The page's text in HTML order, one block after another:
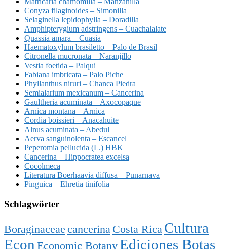
Conyza filaginoides – Simonilla
Selaginella lepidophylla – Doradilla
Amphipterygium adstringens – Cuachalalate
Quassia amara – Cuasia
Haematoxylum brasiletto – Palo de Brasil
Citronella mucronata – Naranjillo
Vestia foetida – Palqui
Fabiana imbricata – Palo Piche
Phyllanthus niruri – Chanca Piedra
Semialarium mexicanum – Cancerina
Gaultheria acuminata – Axocopaque
Arnica montana – Arnica
Cordia boissieri – Anacahuite
Alnus acuminata – Abedul
Aerva sanguinolenta – Escancel
Peperomia pellucida (L.) HBK
Cancerina – Hippocratea excelsa
Cocolmeca
Literatura Boerhaavia diffusa – Punarnava
Pinguica – Ehretia tinifolia
Schlagwörter
Boraginaceae cancerina Costa Rica Cultura
Econ Economic BotanyEdiciones Botas